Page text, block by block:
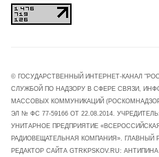
© ГОСУДАРСТВЕННЫЙ ИНТЕРНЕТ-КАНАЛ
СЛУЖБОЙ ПО НАДЗОРУ В СФЕРЕ СВЯЗИ,
МАССОВЫХ КОММУНИКАЦИЙ
ЭЛ № ФС 77-59166 ОТ 22.08.2014.
УНИТАРНОЕ ПРЕДПРИЯТИЕ
РАДИОВЕЩАТЕЛЬНАЯ КОМПАНИЯ». ГЛАВНЫЙ
РЕДАКТОР САЙТА GTRKPSKOV.RU: